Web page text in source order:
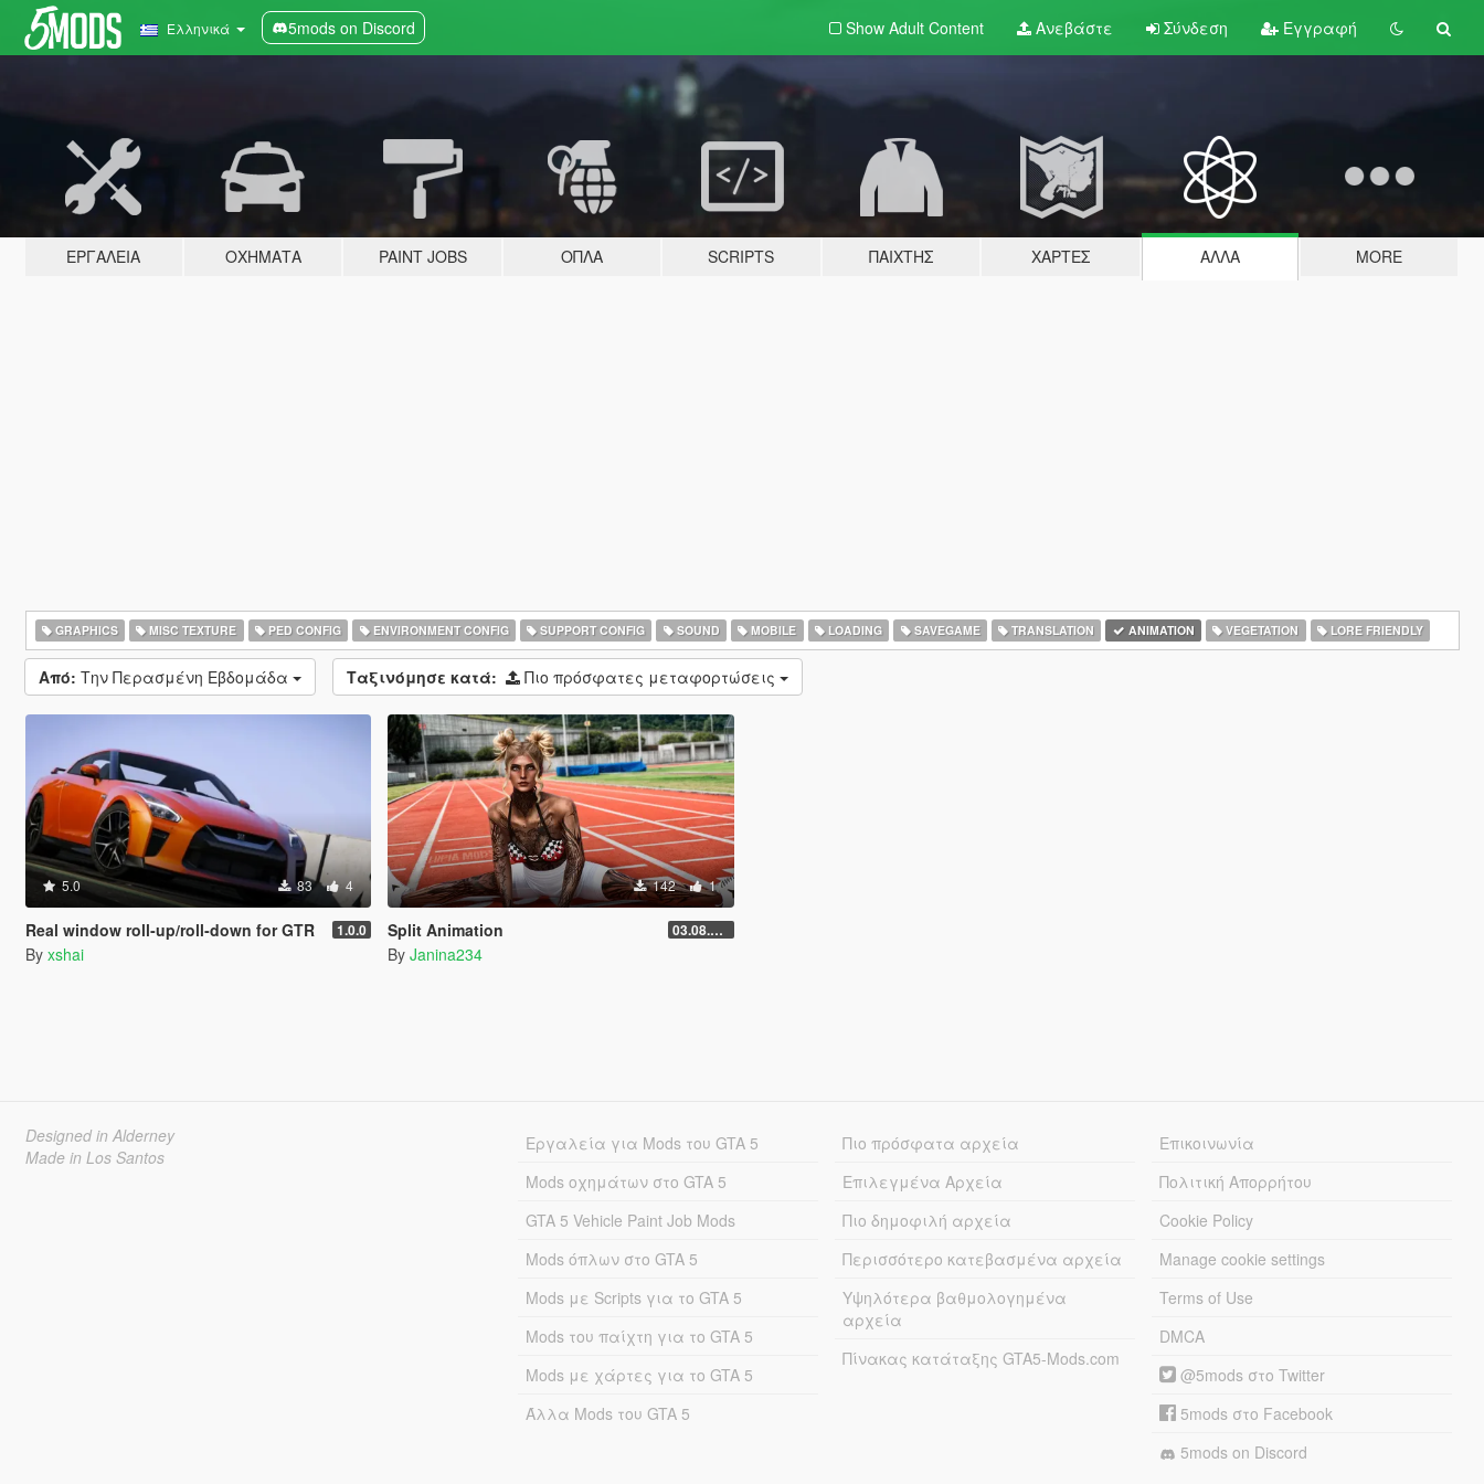
Ελληνικά 5mods on Discord Show Adult Content Ανεβάστε Σύνδεση Εγγραφή
ΕΡΓΑΛΕΊΑ ΟΧΉΜΑΤΑ PAINT JOBS ΌΠΛΑ SCRIPTS ΠΑΊΧΤΗΣ ΧΆΡΤΕΣ ΆΛΛΑ MORE
GRAPHICS MISC TEXTURE PED CONFIG ENVIRONMENT CONFIG SUPPORT CONFIG SOUND MOBILE LOADING SAVEGAME TRANSLATION ANIMATION VEGETATION LORE FRIENDLY
Από: Την Περασμένη Εβδομάδα Ταξινόμησε κατά: Πιο πρόσφατες μεταφορτώσεις
5.0 83 4
Real window roll‑up/roll‑down for GTR 1.0.0
By xshai
142 1
Split Animation 03.08.2026
By Janina234
Designed in Alderney
Made in Los Santos
Εργαλεία για Mods του GTA 5
Mods οχημάτων στο GTA 5
GTA 5 Vehicle Paint Job Mods
Mods όπλων στο GTA 5
Mods με Scripts για το GTA 5
Mods του παίχτη για το GTA 5
Mods με χάρτες για το GTA 5
Άλλα Mods του GTA 5
Πιο πρόσφατα αρχεία
Επιλεγμένα Αρχεία
Πιο δημοφιλή αρχεία
Περισσότερο κατεβασμένα αρχεία
Υψηλότερα βαθμολογημένα
αρχεία
Πίνακας κατάταξης GTA5-Mods.com
Επικοινωνία
Πολιτική Απορρήτου
Cookie Policy
Manage cookie settings
Terms of Use
DMCA
@5mods στο Twitter
5mods στο Facebook
5mods on Discord